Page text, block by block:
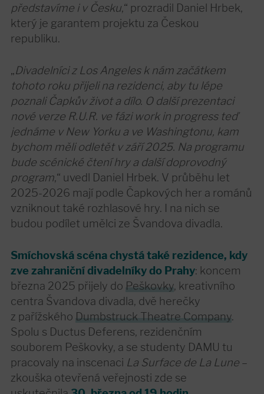
představíme i v Česku,“ prozradil Daniel Hrbek,
který je garantem projektu za Českou
republiku.
„Divadelníci z Los Angeles k nám začátkem
tohoto roku přijeli na rezidenci, aby tu lépe
poznali Čapkův život a dílo. O další prezentaci
nové verze R.U.R. ve fázi work in progress teď
jednáme v New Yorku a ve Washingtonu, kam
bychom měli odletět v září 2025. Na programu
bude scénické čtení hry a další doprovodný
program,“ uvedl Daniel Hrbek. V průběhu let
2025-2026 mají podle Čapkových her a románů
vzniknout také rozhlasové hry. I na nich se
budou podílet umělci ze Švandova divadla.
Smíchovská scéna chystá také rezidence, kdy
zve zahraniční divadelníky do Prahy: koncem
března 2025 přijely do Peškovky, kreativního
centra Švandova divadla, dvě herečky
z pařížského Dumbstruck Theatre Company.
Spolu s Ductus Deferens, rezidenčním
souborem Peškovky, a se studenty DAMU tu
pracovaly na inscenaci La Surface de La Lune –
zkouška otevřená veřejnosti zde se